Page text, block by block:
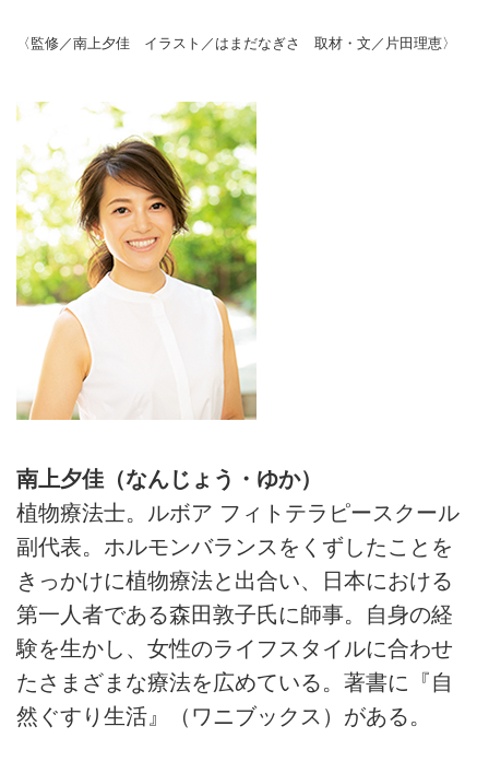
〈監修／南上夕佳 イラスト／はまだなぎさ 取材・文／片田理恵〉
南上夕佳（なんじょう・ゆか）
植物療法士。ルボア フィトテラピースクール
副代表。ホルモンバランスをくずしたことを
きっかけに植物療法と出合い、日本における
第一人者である森田敦子氏に師事。自身の経
験を生かし、女性のライフスタイルに合わせ
たさまざまな療法を広めている。著書に『自
然ぐすり生活』（ワニブックス）がある。